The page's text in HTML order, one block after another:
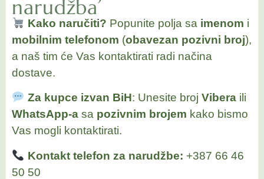
narudžba
Kako naručiti? Popunite polja sa imenom i
mobilnim telefonom (obavezan pozivni broj),
a naš tim će Vas kontaktirati radi načina
dostave.
Za kupce izvan BiH: Unesite broj Viberaili
WhatsApp-a sa pozivnim brojem kako bismo
Vas mogli kontaktirati.
Kontakt telefon za narudžbe: +387 66 46
50 50